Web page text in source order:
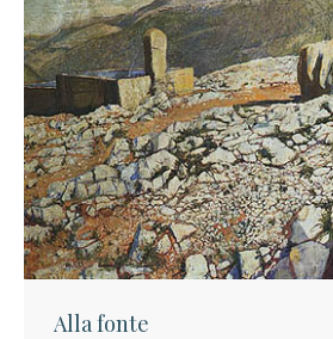
Alla fonte